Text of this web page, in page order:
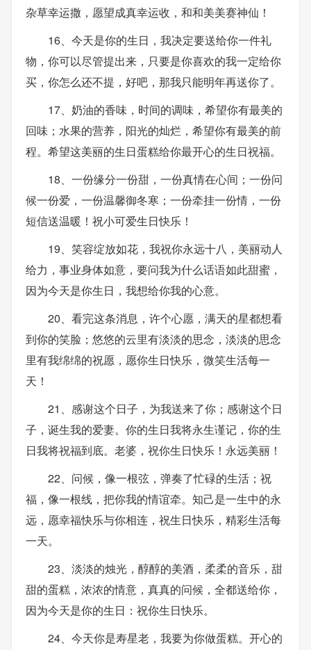
杂草幸运撒，愿望成真幸运收，和和美美赛神仙！
16、今天是你的生日，我决定要送给你一件礼
物，你可以尽管提出来，只要是你喜欢的我一定给你
买，你怎么还不提，好吧，那我只能明年再送你了。
17、奶油的香味，时间的调味，希望你有最美的
回味；水果的营养，阳光的灿烂，希望你有最美的前
程。希望这美丽的生日蛋糕给你最开心的生日祝福。
18、一份缘分一份甜，一份真情在心间；一份问
候一份爱，一份温馨御冬寒；一份牵挂一份情，一份
短信送温暖！祝小可爱生日快乐！
19、笑容绽放如花，我祝你永远十八，美丽动人
给力，事业身体如意，要问我为什么话语如此甜蜜，
因为今天是你生日，我想给你我的心意。
20、看完这条消息，许个心愿，满天的星都想看
到你的笑脸；悠悠的云里有淡淡的思念，淡淡的思念
里有我绵绵的祝愿，愿你生日快乐，微笑生活每一
天！
21、感谢这个日子，为我送来了你；感谢这个日
子，诞生我的爱妻。你的生日我将永生谨记，你的生
日我将祝福到底。老婆，祝你生日快乐！永远美丽！
22、问候，像一根弦，弹奏了忙碌的生活；祝
福，像一根线，把你我的情谊牵。知己是一生中的永
远，愿幸福快乐与你相连，祝生日快乐，精彩生活每
一天。
23、淡淡的烛光，醇醇的美酒，柔柔的音乐，甜
甜的蛋糕，浓浓的情意，真真的问候，全都送给你，
因为今天是你的生日：祝你生日快乐。
24、今天你是寿星老，我要为你做蛋糕。开心的